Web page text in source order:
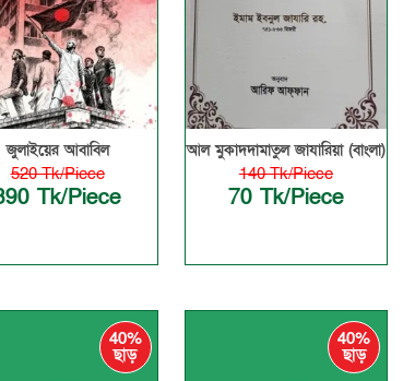
জুলাইয়ের আবাবিল
520 Tk/Piece
Tk/Piece
আল মুকাদদামাতুল জাযারিয়া (বাংলা)
140 Tk/Piece
70 Tk/Piece
40%
ছাড়
40%
ছাড়